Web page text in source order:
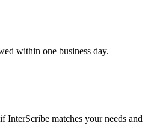
within one business day.
matches your needs and